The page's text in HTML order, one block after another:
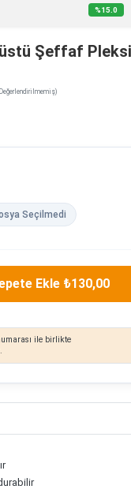
%15.0
Şeffaf Pleksi
Seçilmedi
Ekle ₺130,00
ile birlikte